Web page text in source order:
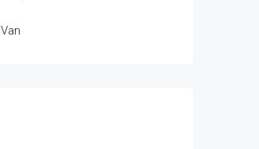
Van